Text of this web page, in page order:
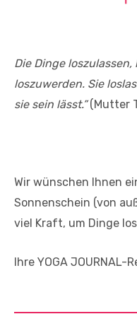
Die Dinge
loszuwerden. Sie
sie sein lässt.”(Mutter
Wir wünschen Ihnen
Sonnenschein (von
viel Kraft, um Dinge
Ihre YOGA JOURNAL-